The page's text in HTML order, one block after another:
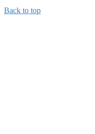
Back to top